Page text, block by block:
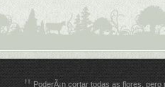
PoderÃ¡n cortar todas as flores, pero